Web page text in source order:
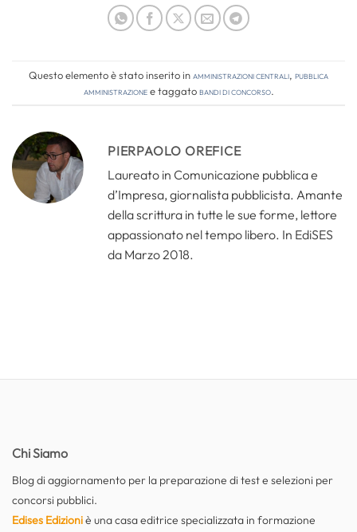
Questo elemento è stato inserito in Amministrazioni Centrali, Pubblica
amministrazionee taggatobandi di concorso.
PIERPAOLO OREFICE
Laureato in Comunicazione pubblica e
d’Impresa, giornalista pubblicista. Amante
della scrittura in tutte le sue forme, lettore
appassionato nel tempo libero. In EdiSES
da Marzo 2018.
Chi Siamo
Blog di aggiornamento per la preparazione di test e selezioni per
concorsi pubblici.
Edises Edizioniè una casa editrice specializzata in formazione